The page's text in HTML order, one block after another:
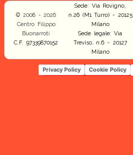
© 2008 - 2026
Centro Filippo
Buonarroti
C.F. 97339870152
Sede: Via Rovigno,
n.26 (M1 Turro) - 20125
Milano
Sede legale: Via
Treviso, n.6 - 20127
Milano
Privacy Policy Cookie Policy